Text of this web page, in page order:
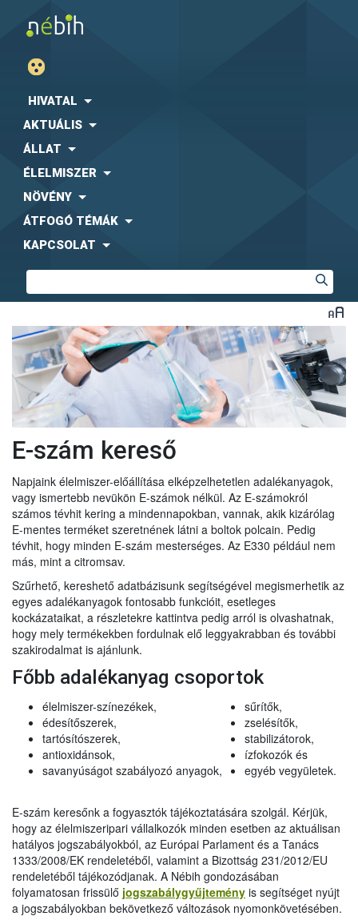
HIVATAL
AKTUÁLIS
ÁLLAT
ÉLELMISZER
NÖVÉNY
ÁTFOGÓ TÉMÁK
KAPCSOLAT
E-szám kereső
Napjaink élelmiszer-előállítása elképzelhetetlen adalékanyagok,
vagy ismertebb nevükön E-számok nélkül. Az E-számokról
számos tévhit kering a mindennapokban, vannak, akik kizárólag
E-mentes terméket szeretnének látni a boltok polcain. Pedig
tévhit, hogy minden E-szám mesterséges. Az E330 például nem
más, mint a citromsav.
Szűrhető, kereshető adatbázisunk segítségével megismerhetik az
egyes adalékanyagok fontosabb funkcióit, esetleges
kockázataikat, a részletekre kattintva pedig arról is olvashatnak,
hogy mely termékekben fordulnak elő leggyakrabban és további
szakirodalmat is ajánlunk.
Főbb adalékanyag csoportok
élelmiszer-színezékek,
édesítőszerek,
tartósítószerek,
antioxidánsok,
savanyúságot szabályozó anyagok,
sűrítők,
zselésítők,
stabilizátorok,
ízfokozók és
egyéb vegyületek.
E-szám keresőnk a fogyasztók tájékoztatására szolgál. Kérjük,
hogy az élelmiszeripari vállalkozók minden esetben az aktuálisan
hatályos jogszabályokból, az Európai Parlament és a Tanács
1333/2008/EK rendeletéből, valamint a Bizottság 231/2012/EU
rendeletéből tájékozódjanak. A Nébih gondozásában
folyamatosan frissülő jogszabálygyűjtemény is segítséget nyújt
a jogszabályokban bekövetkező változások nyomonkövetésében.